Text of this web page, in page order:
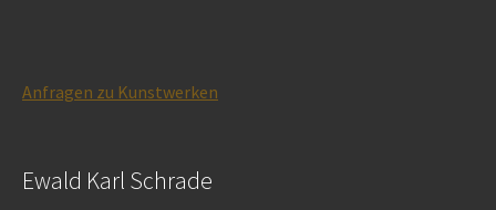
Anfragen zu Kunstwerken
Ewald Karl Schrade